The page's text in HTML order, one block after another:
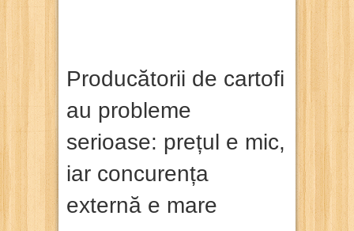
Producătorii de cartofi
au probleme
serioase: prețul e mic,
iar concurența
externă e mare